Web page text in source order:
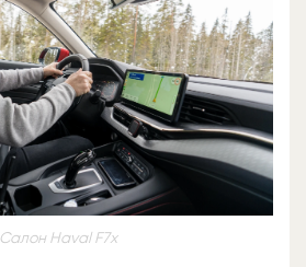
Салон Haval F7x